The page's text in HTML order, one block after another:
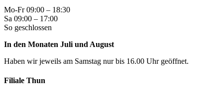
Mo-Fr 09:00 – 18:30
Sa 09:00 – 17:00
So geschlossen
In den Monaten Juli und August
Haben wir jeweils am Samstag nur bis 16.00 Uhr geöffnet.
Filiale Thun